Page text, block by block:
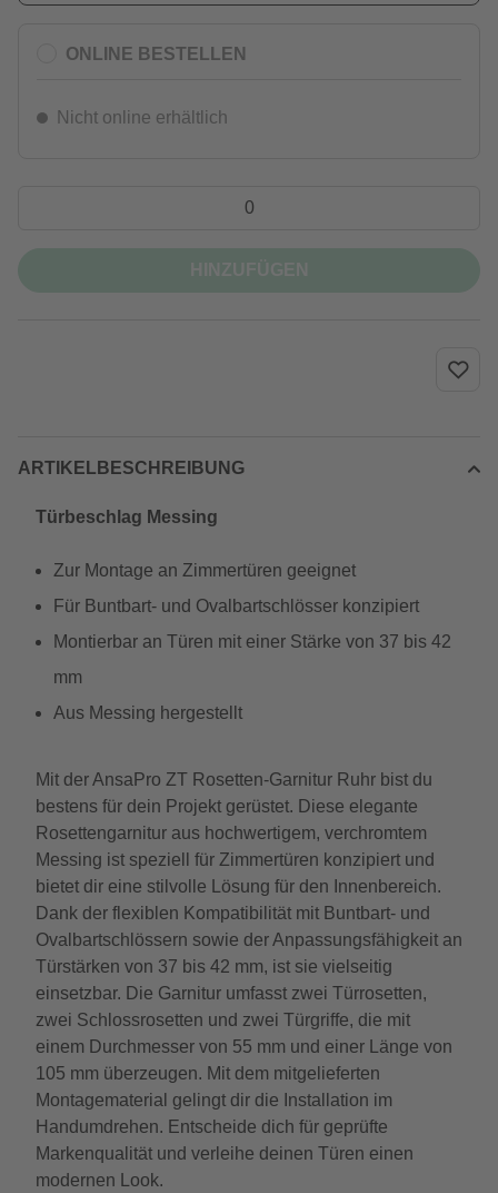
ONLINE BESTELLEN
Nicht online erhältlich
ARTIKELBESCHREIBUNG
Türbeschlag Messing
Zur Montage an Zimmertüren geeignet
Für Buntbart- und Ovalbartschlösser konzipiert
Montierbar an Türen mit einer Stärke von 37 bis 42
mm
Aus Messing hergestellt
Mit der AnsaPro ZT Rosetten-Garnitur Ruhr bist du
bestens für dein Projekt gerüstet. Diese elegante
Rosettengarnitur aus hochwertigem, verchromtem
Messing ist speziell für Zimmertüren konzipiert und
bietet dir eine stilvolle Lösung für den Innenbereich.
Dank der flexiblen Kompatibilität mit Buntbart- und
Ovalbartschlössern sowie der Anpassungsfähigkeit an
Türstärken von 37 bis 42 mm, ist sie vielseitig
einsetzbar. Die Garnitur umfasst zwei Türrosetten,
zwei Schlossrosetten und zwei Türgriffe, die mit
einem Durchmesser von 55 mm und einer Länge von
105 mm überzeugen. Mit dem mitgelieferten
Montagematerial gelingt dir die Installation im
Handumdrehen. Entscheide dich für geprüfte
Markenqualität und verleihe deinen Türen einen
modernen Look.